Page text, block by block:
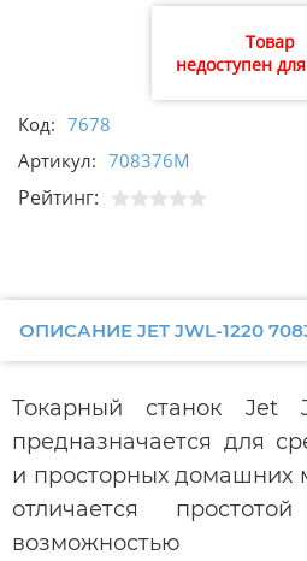
Товар
недоступен
Код: 7678
Артикул: 708376M
Рейтинг:
ОПИСАНИЕ JET JWL-1220
Токарный станок Jet
предназначается для
и просторных домашних
отличается
возможностью